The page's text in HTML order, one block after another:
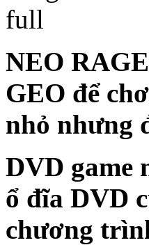
NEO
GEO để
nhỏ nhưng
DVD game
ổ đĩa DVD
chương